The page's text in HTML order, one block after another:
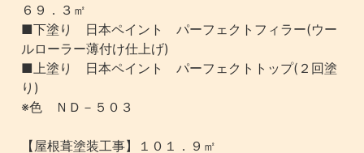
６９．３㎡
■下塗り 日本ペイント パーフェクトフィラー(ウー
ルローラー薄付け仕上げ)
■上塗り 日本ペイント パーフェクトトップ(２回塗
り)
※色 ＮＤ－５０３
【屋根葺塗装工事】１０１．９㎡